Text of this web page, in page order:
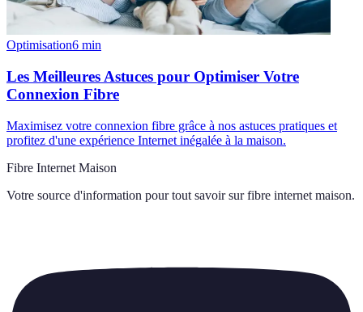
Optimisation6 min
Les Meilleures Astuces pour Optimiser Votre
Connexion Fibre
Maximisez votre connexion fibre grâce à nos astuces pratiques et
profitez d'une expérience Internet inégalée à la maison.
Fibre Internet Maison
Votre source d'information pour tout savoir sur fibre internet maison.